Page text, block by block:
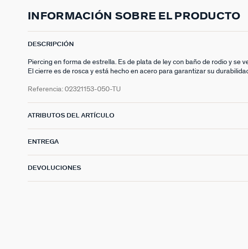
INFORMACIÓN SOBRE EL PRODUCTO
DESCRIPCIÓN
Piercing en forma de estrella. Es de plata de ley con baño de rodio y se
El cierre es de rosca y está hecho en acero para garantizar su
Referencia: 02321153-050-TU
ATRIBUTOS DEL ARTÍCULO
ENTREGA
DEVOLUCIONES